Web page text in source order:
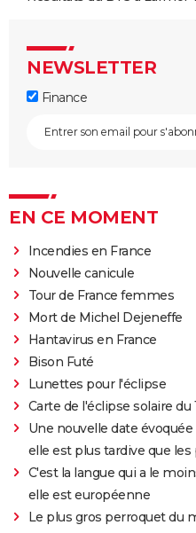
NEWSLETTER
Finance
EN CE MOMENT
Incendies en France
Nouvelle canicule
Tour de France femmes
Mort de Michel Dejeneffe
Hantavirus en France
Bison Futé
Lunettes pour l'éclipse
Carte de l'éclipse solaire du
Une nouvelle date
elle est plus tardive que les
C'est la langue qui a le
elle est européenne
Le plus gros perroquet du